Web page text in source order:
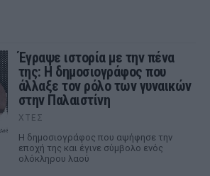
Έγραψε ιστορία με την πένα
της: Η δημοσιογράφος που
άλλαξε τον ρόλο των γυναικών
στην Παλαιστίνη
ΧΤΕΣ
Η δημοσιογράφος που αψήφησε την
εποχή της και έγινε σύμβολο ενός
ολόκληρου λαού